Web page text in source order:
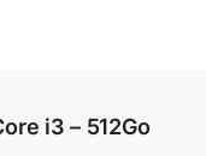
i3 – 512Go